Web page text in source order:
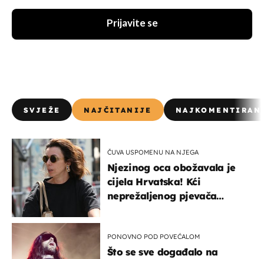
Prijavite se
SVJEŽE NAJČITANIJE
ČUVA USPOMENU NA NJEGA
Njezinog oca obožavala je
cijela Hrvatska! Kći
neprežaljenog pjevača
PONOVNO POD POVEĆALOM
Što se sve događalo na